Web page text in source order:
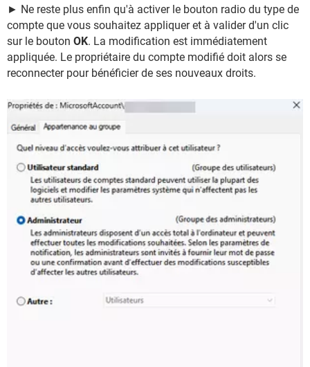
► Ne reste plus enfin qu'à activer le bouton radio du type de
compte que vous souhaitez appliquer et à valider d'un clic
sur le bouton OK. La modification est immédiatement
appliquée. Le propriétaire du compte modifié doit alors se
reconnecter pour bénéficier de ses nouveaux droits.